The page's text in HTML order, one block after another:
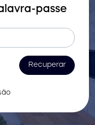
passe
Recuperar